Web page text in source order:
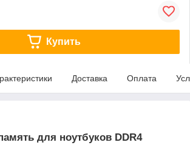
Купить
Доставка Оплата
для ноутбуков DDR4